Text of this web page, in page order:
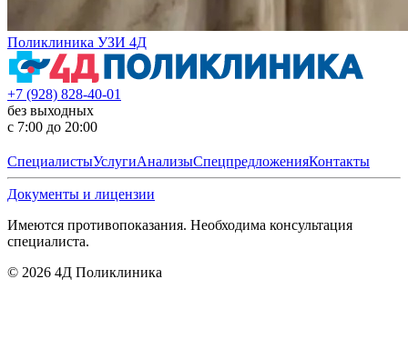
Поликлиника УЗИ 4Д
+7 (928) 828-40-01
без выходных
с 7:00 до 20:00
СпециалистыУслугиАнализыСпецпредложенияКонтакты
Документы и лицензии
Имеются противопоказания. Необходима консультация
специалиста.
© 2026 4Д Поликлиника